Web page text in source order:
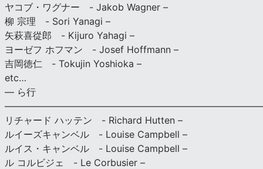
ヤコブ・ワグナー - Jakob Wagner –
柳 宗理 - Sori Yanagi –
矢萩喜從郎 - Kijuro Yahagi –
ヨーゼフ ホフマン - Josef Hoffmann –
吉岡徳仁 - Tokujin Yoshioka –
etc…
— ら行
リチャード ハッテン - Richard Hutten –
ルイーズキャンベル - Louise Campbell –
ルイス・キャンベル - Louise Campbell –
ル コルビジェ - Le Corbusier –